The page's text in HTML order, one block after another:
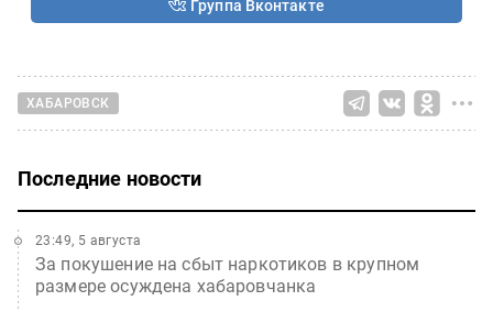
Группа Вконтакте
ХАБАРОВСК
Последние новости
За покушение на сбыт наркотиков в крупном
размере осуждена хабаровчанка
23:49, 5 августа